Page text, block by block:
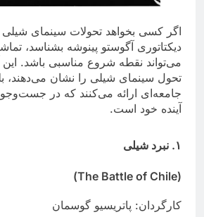
اگر کسی بخواهد تحولات سینمای شیلی
دیکتاتوری آگوستو پینوشه بشناسد،
می‌تواند نقطه شروع مناسبی باشد. این
تحول سینمای شیلی را نشان می‌دهند،
جامعه‌ای ارائه می‌کنند که در
آینده خود است.
۱. نبرد شیلی
(The Battle of Chile)
کارگردان: پاتریسیو گوسمان